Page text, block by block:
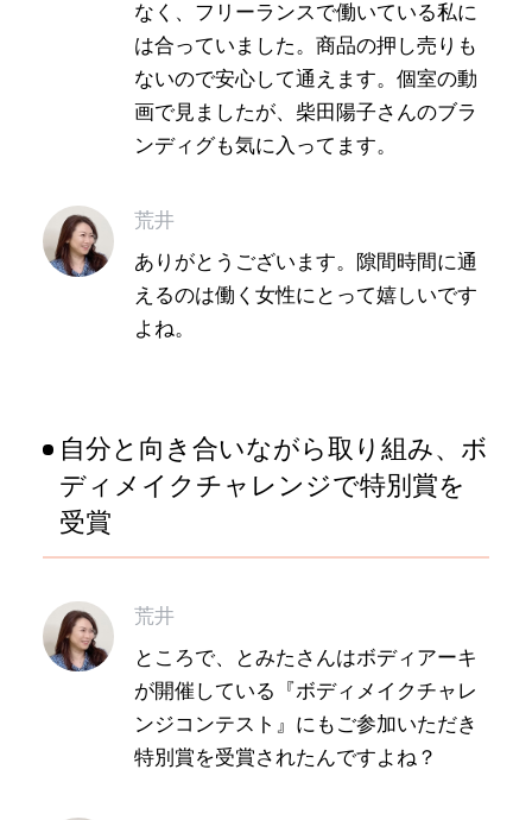
なく、フリーランスで働いている私に
は合っていました。商品の押し売りも
ないので安心して通えます。個室の動
画で見ましたが、柴田陽子さんのブラ
ンディグも気に入ってます。
荒井
ありがとうございます。隙間時間に通
えるのは働く女性にとって嬉しいです
よね。
自分と向き合いながら取り組み、ボ
ディメイクチャレンジで特別賞を
受賞
荒井
ところで、とみたさんはボディアーキ
が開催している『ボディメイクチャレ
ンジコンテスト』にもご参加いただき
特別賞を受賞されたんですよね？